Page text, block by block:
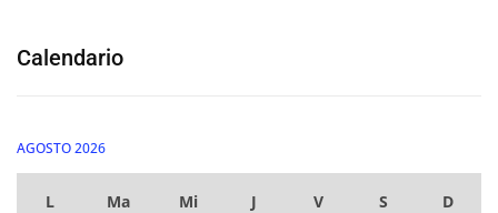
Calendario
AGOSTO 2026
L Ma Mi J V S D